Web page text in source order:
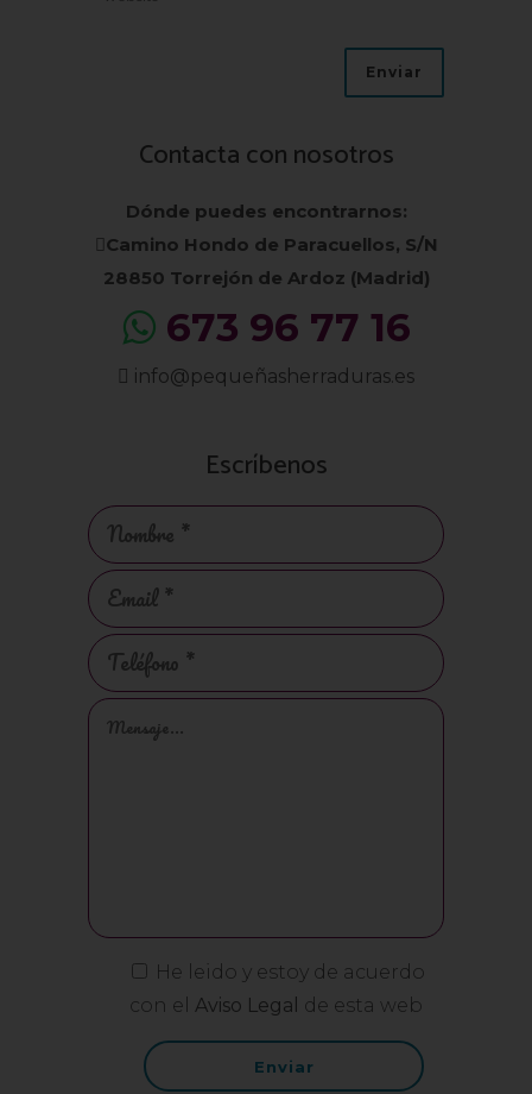
Contacta con nosotros
Dónde puedes encontrarnos:
Camino Hondo de Paracuellos, S/N
28850 Torrejón de Ardoz (Madrid)
673 96 77 16
info@pequeñasherraduras.es
Escríbenos
He leido y estoy de acuerdo
con el Aviso Legal de esta web